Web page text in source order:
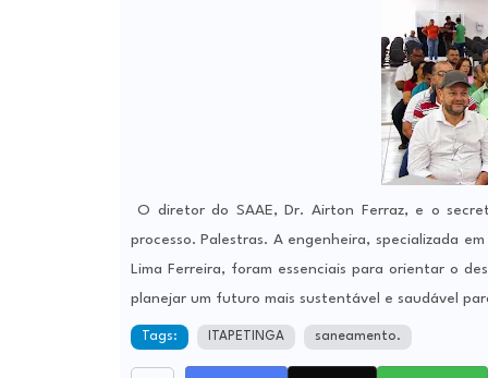
O diretor do SAAE, Dr. Airton Ferraz, e o
processo. Palestras. A engenheira, specializada
Lima Ferreira, foram essenciais para orientar o
planejar um futuro mais sustentável e saudável
Tags: ITAPETINGA saneamento.